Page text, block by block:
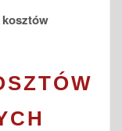
kosztów